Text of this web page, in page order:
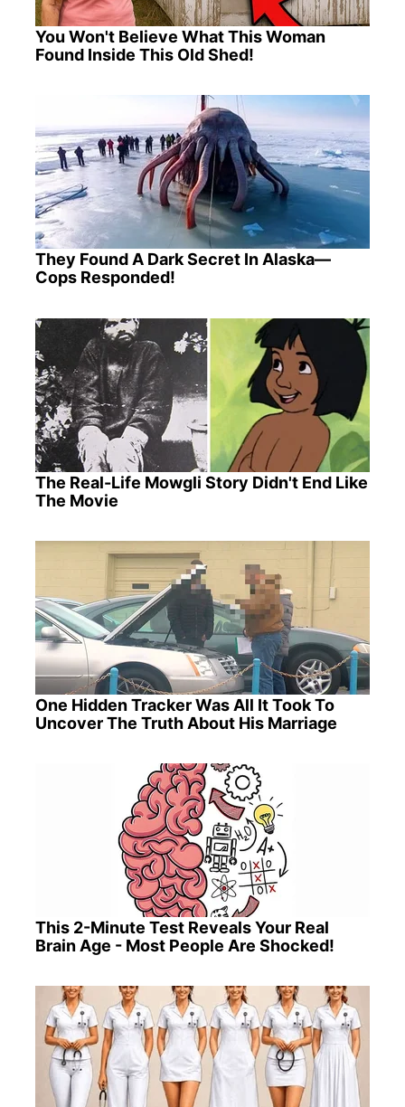
You Won't Believe What This Woman
Found Inside This Old Shed!
They Found A Dark Secret In Alaska—
Cops Responded!
The Real-Life Mowgli Story Didn't End Like
The Movie
One Hidden Tracker Was All It Took To
Uncover The Truth About His Marriage
This 2-Minute Test Reveals Your Real
Brain Age - Most People Are Shocked!